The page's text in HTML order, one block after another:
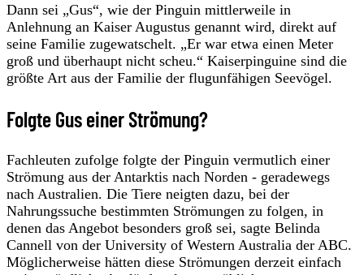
Dann sei „Gus“, wie der Pinguin mittlerweile in
Anlehnung an Kaiser Augustus genannt wird, direkt auf
seine Familie zugewatschelt. „Er war etwa einen Meter
groß und überhaupt nicht scheu.“ Kaiserpinguine sind die
größte Art aus der Familie der flugunfähigen Seevögel.
Folgte Gus einer Strömung?
Fachleuten zufolge folgte der Pinguin vermutlich einer
Strömung aus der Antarktis nach Norden - geradewegs
nach Australien. Die Tiere neigten dazu, bei der
Nahrungssuche bestimmten Strömungen zu folgen, in
denen das Angebot besonders groß sei, sagte Belinda
Cannell von der University of Western Australia der ABC.
Möglicherweise hätten diese Strömungen derzeit einfach